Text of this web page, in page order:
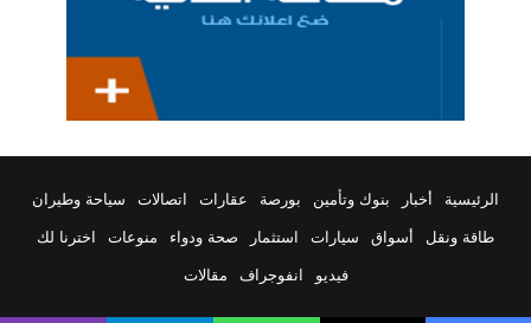
الرئيسية أخبار بنوك وتأمين بورصة عقارات اتصالات
سياحة وطيران
طاقة ونقل
أسواق سيارات استثمار صحة ودواء منوعات
اخترنا لك
فيديو
انفوجراف مقالات